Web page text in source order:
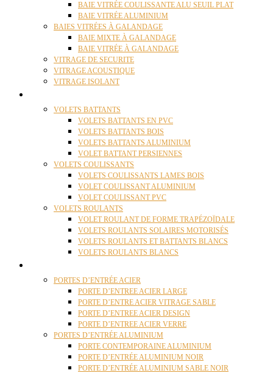
BAIE VITRÉE COULISSANTE ALU SEUIL PLAT
BAIE VITRÉE ALUMINIUM
BAIES VITRÉES À GALANDAGE
BAIE MIXTE À GALANDAGE
BAIE VITRÉE À GALANDAGE
VITRAGE DE SECURITE
VITRAGE ACOUSTIQUE
VITRAGE ISOLANT
VOLETS BATTANTS
VOLETS BATTANTS EN PVC
VOLETS BATTANTS BOIS
VOLETS BATTANTS ALUMINIUM
VOLET BATTANT PERSIENNES
VOLETS COULISSANTS
VOLETS COULISSANTS LAMES BOIS
VOLET COULISSANT ALUMINIUM
VOLET COULISSANT PVC
VOLETS ROULANTS
VOLET ROULANT DE FORME TRAPÉZOÏDALE
VOLETS ROULANTS SOLAIRES MOTORISÉS
VOLETS ROULANTS ET BATTANTS BLANCS
VOLETS ROULANTS BLANCS
PORTES D’ENTRÉE ACIER
PORTE D’ENTREE ACIER LARGE
PORTE D’ENTRE ACIER VITRAGE SABLE
PORTE D’ENTREE ACIER DESIGN
PORTE D’ENTREE ACIER VERRE
PORTES D’ENTRÉE ALUMINIUM
PORTE CONTEMPORAINE ALUMINIUM
PORTE D’ENTRÉE ALUMINIUM NOIR
PORTE D’ENTRÉE ALUMINIUM SABLE NOIR